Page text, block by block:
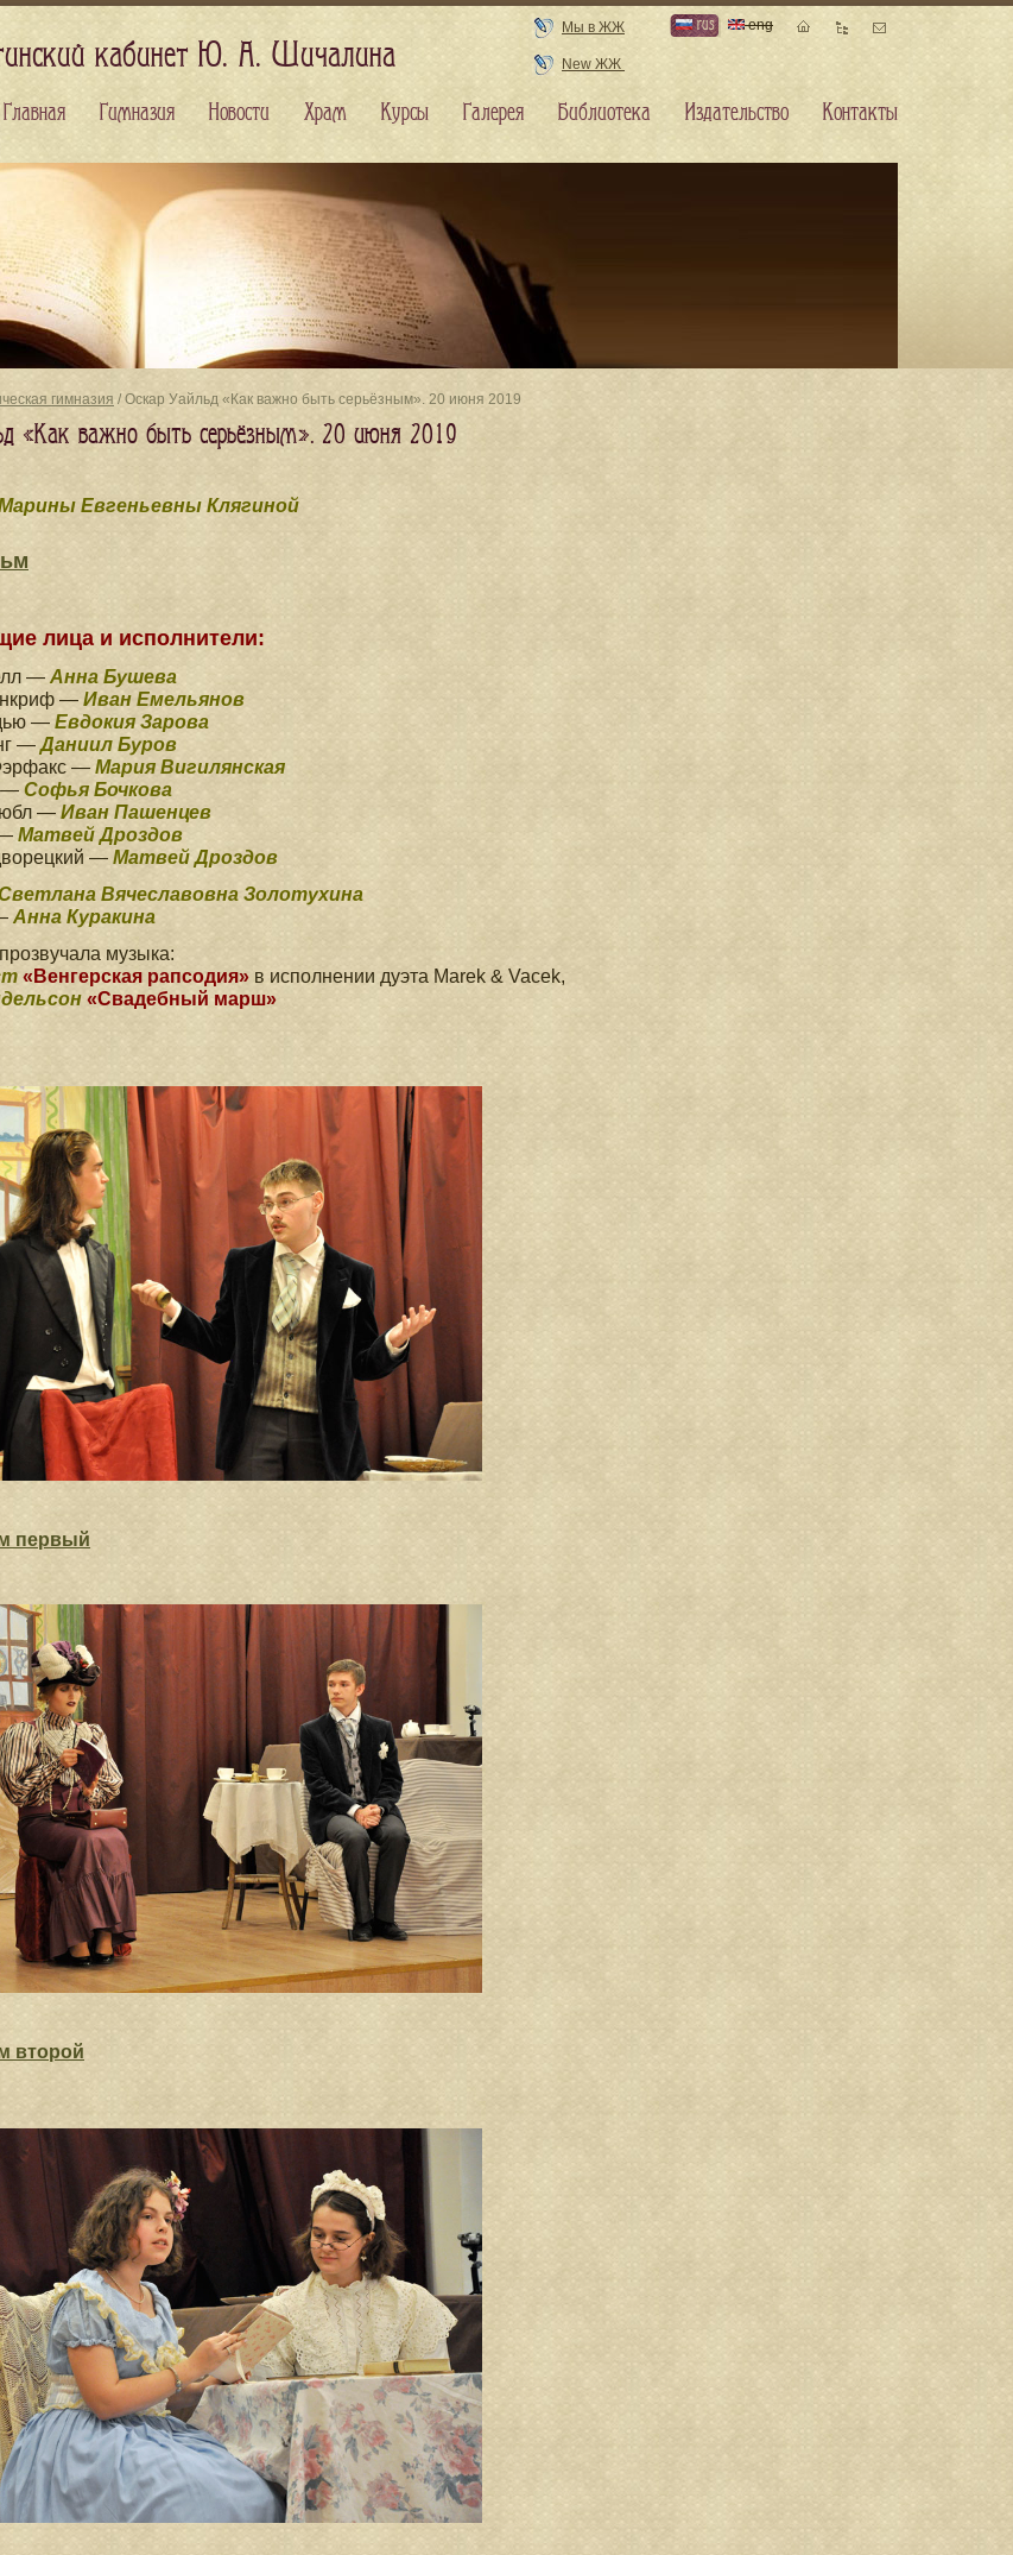
гимназия / Оскар Уайльд «Как важно быть серьёзным». 20 июня 2019
«Как важно быть серьёзным». 20 июня 2019
Евгеньевны Клягиной
лица и исполнители:
— Анна Бушева
— Иван Емельянов
— Евдокия Зарова
—Даниил Буров
— Мария Вигилянская
— Софья Бочкова
— Иван Пашенцев
Матвей Дроздов
— Матвей Дроздов
Вячеславовна Золотухина
Анна Куракина
музыка:
«Венгерская рапсодия» в исполнении дуэта Marek & Vacek,
«Свадебный марш»
первый
второй
кабинет Ю. А. Шичалина
Мы в ЖЖ
New ЖЖ
rus eng
Главная Гимназия Новости Храм Курсы Галерея Библиотека Издательство Контакты